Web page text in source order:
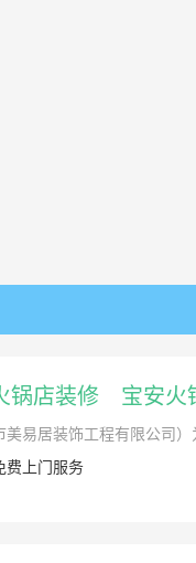
锅店装修 宝安火
美易居装饰工程有限公司
费上门服务